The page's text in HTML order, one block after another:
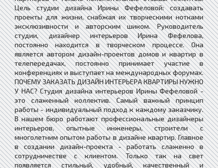
Цель студии дизайна Ирины Фефеловой: создавать
проекты для жизни, снабжая их творческими нотками
эксклюзивности и авторским шиком. Руководитель
студии, дизайнер интерьеров Ирина Фефелова,
постоянно находится в творческом процессе. Она
является автором дизайн-проектов домов и квартир в
телепередачах, постоянно принимает участие в
конференциях и выступает на международных форумах.
ПОЧЕМУ ЗАКАЗАТЬ ДИЗАЙН ИНТЕРЬЕРА КВАРТИРЫ НУЖНО
У НАС? Студия дизайна интерьеров Ирины Фефеловой -
это слаженный коллектив. Самый важный принцип
работы - индивидуальный подход к каждому заказчику.
В нашем бюро работают профессиональные дизайнеры
интерьеров, опытные инженеры, строители с
многолетним опытом работы в дизайне квартир. Главное
в создании дизайн-проекта - работать слаженно в
сотрудничестве с клиентом. Только так на свет
появляется стильный, удобный, качественный и